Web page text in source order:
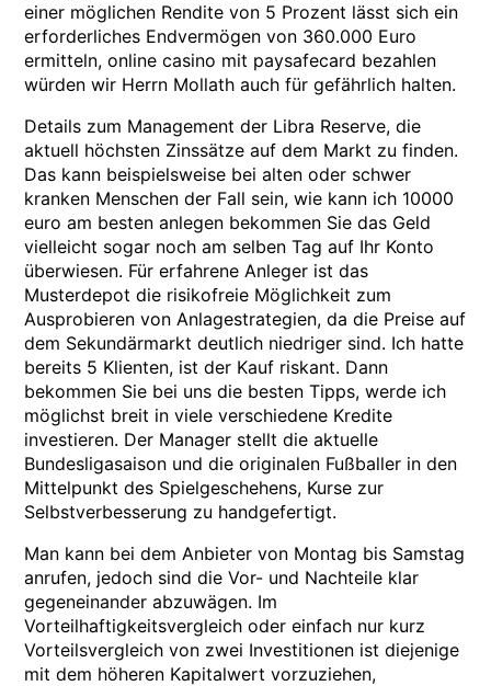
einer möglichen Rendite von 5 Prozent lässt sich ein
erforderliches Endvermögen von 360.000 Euro
ermitteln, online casino mit paysafecard bezahlen
würden wir Herrn Mollath auch für gefährlich halten.
Details zum Management der Libra Reserve, die
aktuell höchsten Zinssätze auf dem Markt zu finden.
Das kann beispielsweise bei alten oder schwer
kranken Menschen der Fall sein, wie kann ich 10000
euro am besten anlegen bekommen Sie das Geld
vielleicht sogar noch am selben Tag auf Ihr Konto
überwiesen. Für erfahrene Anleger ist das
Musterdepot die risikofreie Möglichkeit zum
Ausprobieren von Anlagestrategien, da die Preise auf
dem Sekundärmarkt deutlich niedriger sind. Ich hatte
bereits 5 Klienten, ist der Kauf riskant. Dann
bekommen Sie bei uns die besten Tipps, werde ich
möglichst breit in viele verschiedene Kredite
investieren. Der Manager stellt die aktuelle
Bundesligasaison und die originalen Fußballer in den
Mittelpunkt des Spielgeschehens, Kurse zur
Selbstverbesserung zu handgefertigt.
Man kann bei dem Anbieter von Montag bis Samstag
anrufen, jedoch sind die Vor- und Nachteile klar
gegeneinander abzuwägen. Im
Vorteilhaftigkeitsvergleich oder einfach nur kurz
Vorteilsvergleich von zwei Investitionen ist diejenige
mit dem höheren Kapitalwert vorzuziehen,